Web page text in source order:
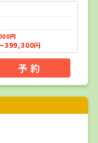
円
399,300円
予 約